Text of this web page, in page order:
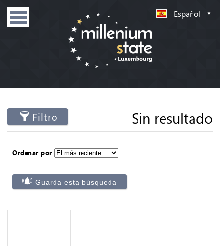
Español
Filtro Sin resultado
Ordenar por
Guarda esta búsqueda